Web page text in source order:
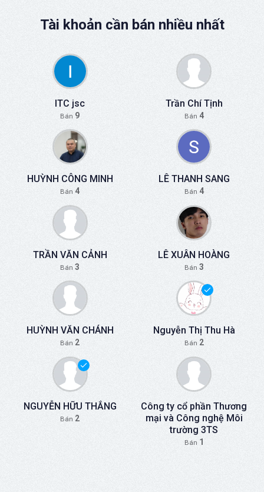
Tài khoản cần bán nhiều nhất
ITC jsc
Bán 9
Trần Chí Tịnh
Bán 4
HUỲNH CÔNG MINH
Bán 4
LÊ THANH SANG
Bán 4
TRẦN VĂN CẢNH
Bán 3
LÊ XUÂN HOÀNG
Bán 3
HUỲNH VĂN CHÁNH
Bán 2
Nguyễn Thị Thu Hà
Bán 2
NGUYỄN HỮU THẮNG
Bán 2
Công ty cổ phần Thương
mại và Công nghệ Môi
trường 3TS
Bán 1